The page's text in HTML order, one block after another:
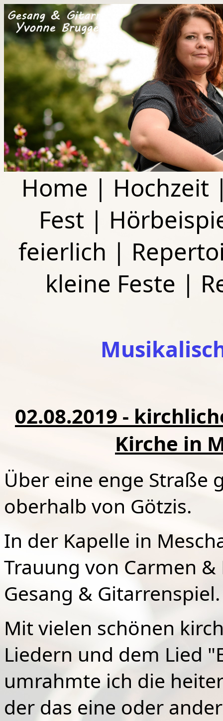
Home | Hochzeit
Fest |
feierlich |
kleine Feste |
02.08.2019 -
Kirche in
Über eine enge Straße
oberhalb von Götzis.
In der Kapelle in
Trauung von Carmen
Gesang & Gitarrenspiel.
Mit vielen schönen
Liedern und dem Lied
umrahmte ich die
der das eine oder